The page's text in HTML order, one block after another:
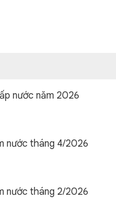
nước năm 2026
nước tháng 4/2026
nước tháng 2/2026